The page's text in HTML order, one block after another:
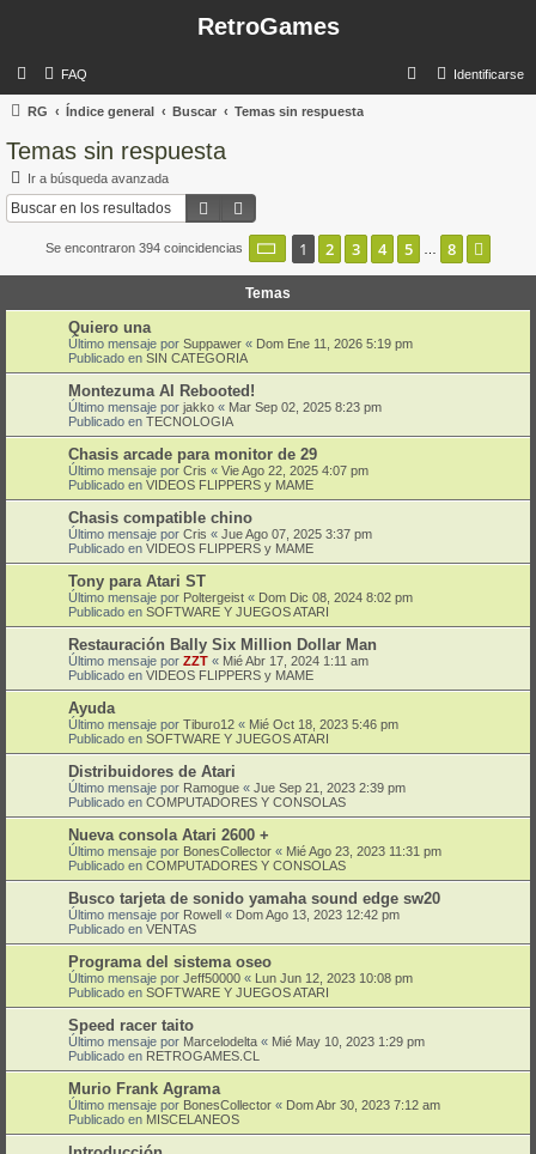
RetroGames
FAQ Identificarse
RG Índice general Buscar Temas sin respuesta
Temas sin respuesta
Ir a búsqueda avanzada
Buscar
Se encontraron 394 coincidencias Página de
1 2 3 4 5 8
Temas
Quiero una
Último mensaje por Suppawer « Dom Ene 11, 2026 5:19 pm
Publicado en SIN CATEGORIA
Montezuma AI Rebooted!
Último mensaje por jakko « Mar Sep 02, 2025 8:23 pm
Publicado en TECNOLOGIA
Chasis arcade para monitor de 29
Último mensaje por Cris « Vie Ago 22, 2025 4:07 pm
Publicado en VIDEOS FLIPPERS y MAME
Chasis compatible chino
Último mensaje por Cris « Jue Ago 07, 2025 3:37 pm
Publicado en VIDEOS FLIPPERS y MAME
Tony para Atari ST
Último mensaje por Poltergeist « Dom Dic 08, 2024 8:02 pm
Publicado en SOFTWARE Y JUEGOS ATARI
Restauración Bally Six Million Dollar Man
Último mensaje por ZZT « Mié Abr 17, 2024 1:11 am
Publicado en VIDEOS FLIPPERS y MAME
Ayuda
Último mensaje por Tiburo12 « Mié Oct 18, 2023 5:46 pm
Publicado en SOFTWARE Y JUEGOS ATARI
Distribuidores de Atari
Último mensaje por Ramogue « Jue Sep 21, 2023 2:39 pm
Publicado en COMPUTADORES Y CONSOLAS
Nueva consola Atari 2600 +
Último mensaje por BonesCollector « Mié Ago 23, 2023 11:31 pm
Publicado en COMPUTADORES Y CONSOLAS
Busco tarjeta de sonido yamaha sound edge sw20
Último mensaje por Rowell « Dom Ago 13, 2023 12:42 pm
Publicado en VENTAS
Programa del sistema oseo
Último mensaje por Jeff50000 « Lun Jun 12, 2023 10:08 pm
Publicado en SOFTWARE Y JUEGOS ATARI
Speed racer taito
Último mensaje por Marcelodelta « Mié May 10, 2023 1:29 pm
Publicado en RETROGAMES.CL
Murio Frank Agrama
Último mensaje por BonesCollector « Dom Abr 30, 2023 7:12 am
Publicado en MISCELANEOS